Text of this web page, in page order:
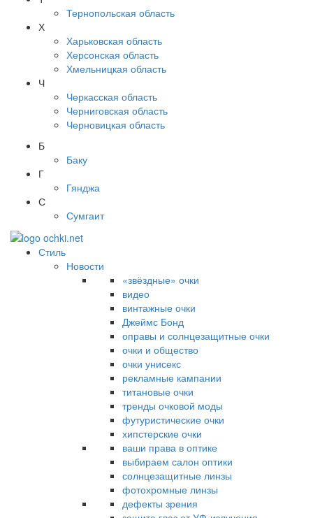
Тернопольская область
Х
Харьковская область
Херсонская область
Хмельницкая область
Ч
Черкасская область
Черниговская область
Черновицкая область
Б
Баку
Г
Гянджа
С
Сумгаит
Стиль
Новости
«звёздные» очки
видео
винтажные очки
Джеймс Бонд
оправы и солнцезащитные очки
очки и общество
очки унисекс
рекламные кампании
титановые очки
тренды очковой моды
футуристические очки
хипстерские очки
ваши права в оптике
выбираем салон оптики
солнцезащитные линзы
фотохромные линзы
дефекты зрения